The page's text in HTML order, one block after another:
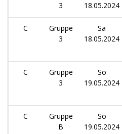
3
18.05.2024
C
Gruppe
3
Sa
18.05.2024
C
Gruppe
3
So
19.05.2024
C
Gruppe
B
So
19.05.2024